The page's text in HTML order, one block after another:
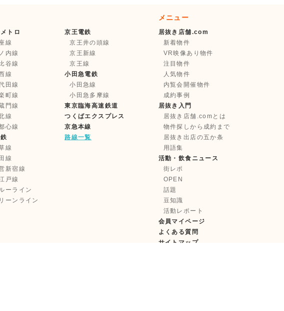
トロ
線
内線
谷線
線
田線
町線
門線
線
心線
線
線
新宿線
戸線
ーライン
ーンライン
京王電鉄
京王井の頭線
京王新線
京王線
小田急電鉄
小田急線
小田急多摩線
東京臨海高速鉄道
つくばエクスプレス
京急本線
路線一覧
メニュー
居抜き店舗.com
新着物件
VR映像あり物件
注目物件
人気物件
内覧会開催物件
成約事例
居抜き入門
居抜き店舗.comとは
物件探しから成約まで
居抜き出店の五か条
用語集
活動・飲食ニュース
街レポ
OPEN
話題
豆知識
活動レポート
会員マイページ
よくある質問
サイトマップ